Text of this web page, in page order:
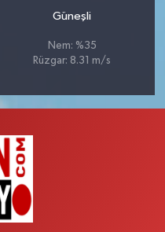
Güneşli
Nem: %35
Rüzgar: 8.31 m/s